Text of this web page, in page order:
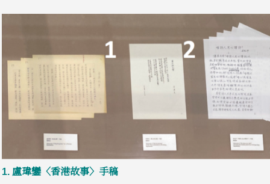
1. 盧瑋鑾〈香港故事〉手稿